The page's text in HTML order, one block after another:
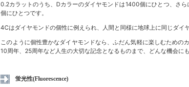
0.2カラットのうち、Dカラーのダイヤモンドは1400個にひとつ、さ
個にひとつです。
4Cはダイヤモンドの個性に例えられ、人間と同様に地球上に同じダイ
このように個性豊かなダイヤモンドなら、ふだん気軽に楽しむための
10周年、25周年など人生の大切な記念となるものまで、どんな機会に
蛍光性(Fluorescence)